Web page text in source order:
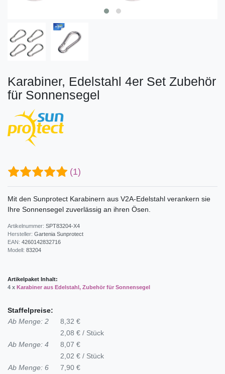
Karabiner, Edelstahl 4er Set Zubehör
für Sonnensegel
(1)
Mit den Sunprotect Karabinern aus V2A-Edelstahl verankern sie
Ihre Sonnensegel zuverlässig an ihren Ösen.
Artikelnummer: SPT83204-X4
Hersteller: Gartenia Sunprotect
EAN: 4260142832716
Modell: 83204
Artikelpaket Inhalt:
4 x Karabiner aus Edelstahl, Zubehör für Sonnensegel
Staffelpreise:
Ab Menge: 2
8,32 €
2,08 € / Stück
Ab Menge: 4
8,07 €
2,02 € / Stück
Ab Menge: 6
7,90 €